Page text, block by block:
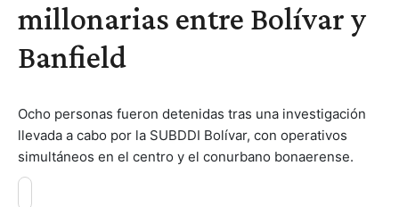
millonarias entre Bolívar y
Banfield
Ocho personas fueron detenidas tras una investigación
llevada a cabo por la SUBDDI Bolívar, con operativos
simultáneos en el centro y el conurbano bonaerense.